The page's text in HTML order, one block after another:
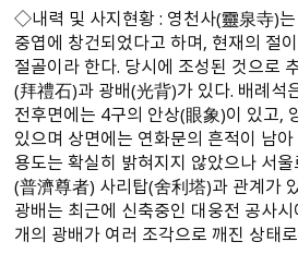
◇내력 및 사지현황 : 영천사（靈泉寺）
중엽에 창건되었다고 하며, 현재의 절
절골이라 한다. 당시에 조성된 것으로
（拜禮石）과 광배（光背）가 있다. 배례
전후면에는 4구의 안상（眼象）이 있고
있으며 상면에는 연화문의 흔적이 남
용도는 확실히 밝혀지지 않았으나 서
（普濟尊者） 사리탑（舍利塔）과 관계
광배는 최근에 신축중인 대웅전 공사
개의 광배가 여러 조각으로 깨진 상태